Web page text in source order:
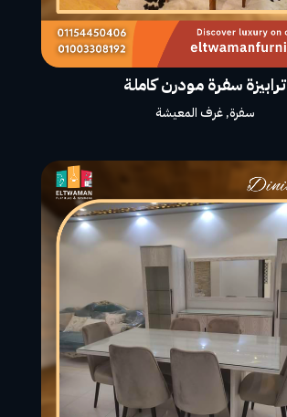
ترابيزة سفرة مودرن كاملة
سفرة,غرف المعيشة